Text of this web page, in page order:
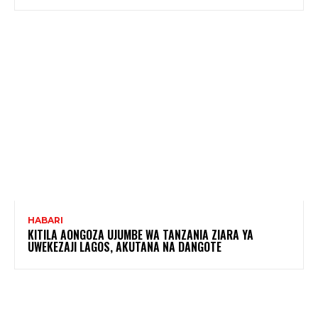
HABARI
KITILA AONGOZA UJUMBE WA TANZANIA ZIARA YA
UWEKEZAJI LAGOS, AKUTANA NA DANGOTE